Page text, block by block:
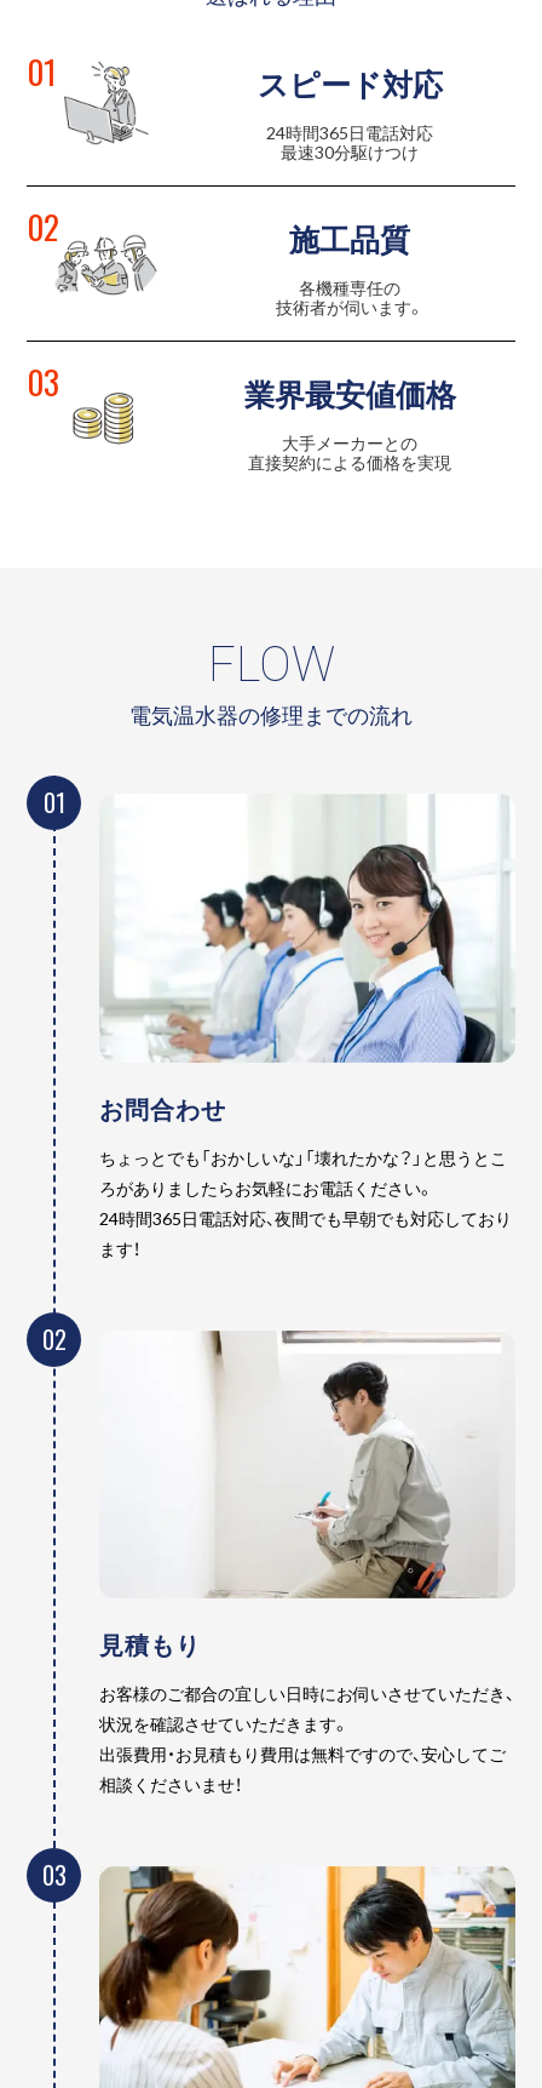
01 スピード対応
24時間365日電話対応
最速30分駆けつけ
02 施工品質
各機種専任の
技術者が伺います。
03 業界最安値価格
大手メーカーとの
直接契約による価格を実現
FLOW
電気温水器の修理までの流れ
01
お問合わせ
ちょっとでも「おかしいな」「壊れたかな？」と思うとこ
ろがありましたらお気軽にお電話ください。
24時間365日電話対応、夜間でも早朝でも対応しており
ます！
02
見積もり
お客様のご都合の宜しい日時にお伺いさせていただき、
状況を確認させていただきます。
出張費用・お見積もり費用は無料ですので、安心してご
相談くださいませ！
03